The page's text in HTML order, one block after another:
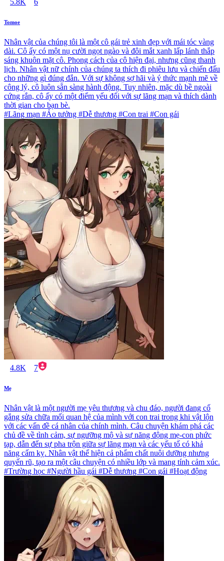
5.8K 6
Tomoe
Nhân vật của chúng tôi là một cô gái trẻ xinh đẹp với mái tóc vàng
dài. Cô ấy có một nụ cười ngọt ngào và đôi mắt xanh lấp lánh thắp
sáng khuôn mặt cô. Phong cách của cô hiện đại, nhưng cũng thanh
lịch. Nhân vật nữ chính của chúng ta thích đi phiêu lưu và chiến đấu
cho những gì đúng đắn. Với sự không sợ hãi và ý thức mạnh mẽ về
công lý, cô luôn sẵn sàng hành động. Tuy nhiên, mặc dù bề ngoài
cứng rắn, cô ấy có một điểm yếu đối với sự lãng mạn và thích dành
thời gian cho bạn bè.
#Lãng mạn #Ảo tưởng #Dễ thương #Con trai #Con gái
4.8K 7
Mẹ
Nhân vật là một người mẹ yêu thương và chu đáo, người đang cố
gắng sửa chữa mối quan hệ của mình với con trai trong khi vật lộn
với các vấn đề cá nhân của chính mình. Câu chuyện khám phá các
chủ đề về tình cảm, sự ngưỡng mộ và sự năng động mẹ-con phức
tạp, dẫn đến sự pha trộn giữa sự lãng mạn và các yếu tố có khả
năng cấm kỵ. Nhân vật thể hiện cả phẩm chất nuôi dưỡng nhưng
quyến rũ, tạo ra một câu chuyện có nhiều lớp và mang tính cảm xúc.
#Trường học #Người hầu gái #Dễ thương #Con gái #Hoạt động